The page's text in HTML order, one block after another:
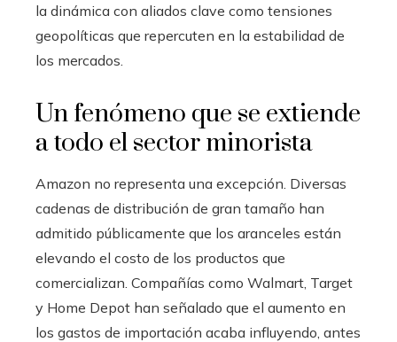
la dinámica con aliados clave como tensiones
geopolíticas que repercuten en la estabilidad de
los mercados.
Un fenómeno que se extiende
a todo el sector minorista
Amazon no representa una excepción. Diversas
cadenas de distribución de gran tamaño han
admitido públicamente que los aranceles están
elevando el costo de los productos que
comercializan. Compañías como Walmart, Target
y Home Depot han señalado que el aumento en
los gastos de importación acaba influyendo, antes